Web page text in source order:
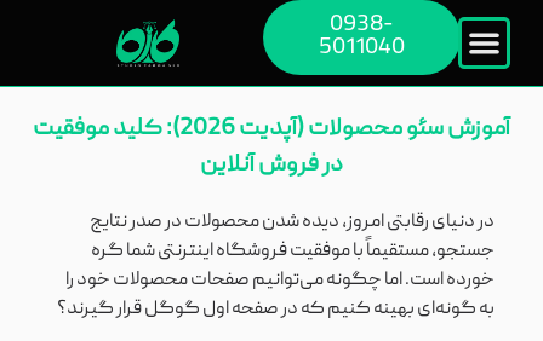
0938-
5011040
آموزش سئو محصولات (آپدیت 2026): کلید موفقیت
در فروش آنلاین
در دنیای رقابتی امروز، دیده شدن محصولات در صدر نتایج
جستجو، مستقیماً با موفقیت فروشگاه اینترنتی شما گره
خورده است. اما چگونه می‌توانیم صفحات محصولات خود را
به گونه‌ای بهینه کنیم که در صفحه اول گوگل قرار گیرند؟